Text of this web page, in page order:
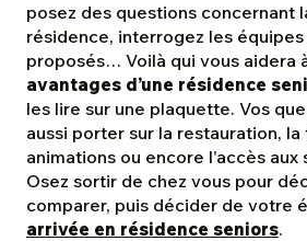
posez des questions concernant
résidence, interrogez les
proposés… Voilà qui vous aidera
avantages d’une résidence
les lire sur une plaquette. Vos
aussi porter sur la restauration,
animations ou encore l’accès
Osez sortir de chez vous pour
comparer, puis décider de votre
arrivée en résidence seniors.